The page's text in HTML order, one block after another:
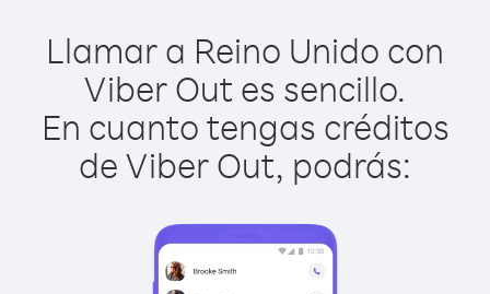
Llamar a Reino Unido con
Viber Out es sencillo.
En cuanto tengas créditos
de Viber Out, podrás: